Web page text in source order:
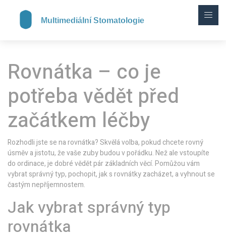
Rovnátka – co je
potřeba vědět před
začátkem léčby
Rozhodli jste se na rovnátka? Skvělá volba, pokud chcete rovný
úsměv a jistotu, že vaše zuby budou v pořádku. Než ale vstoupíte
do ordinace, je dobré vědět pár základních věcí. Pomůžou vám
vybrat správný typ, pochopit, jak s rovnátky zacházet, a vyhnout se
častým nepříjemnostem.
Jak vybrat správný typ
rovnátka